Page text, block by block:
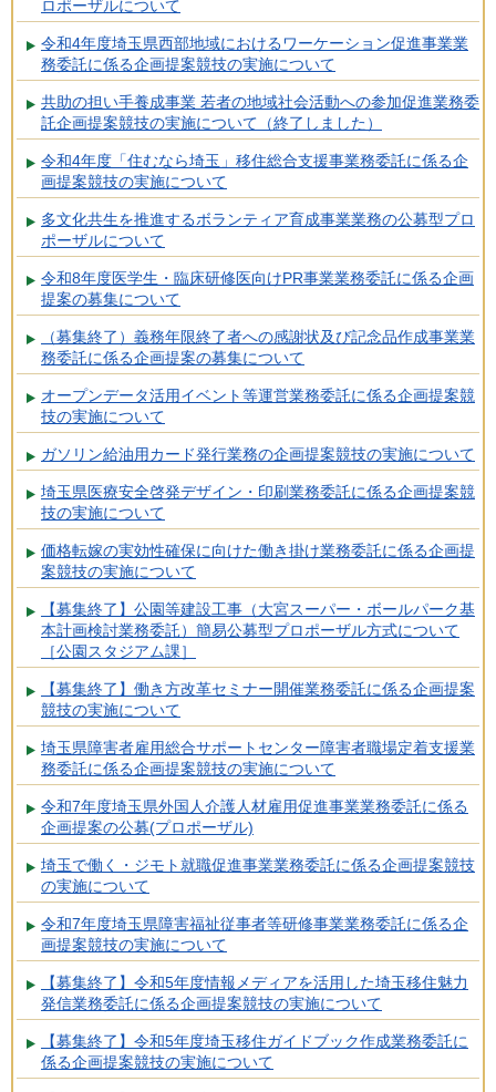
ロポーザルについて
令和4年度埼玉県西部地域におけるワーケーション促進事業業
務委託に係る企画提案競技の実施について
共助の担い手養成事業 若者の地域社会活動への参加促進業務委
託企画提案競技の実施について（終了しました）
令和4年度「住むなら埼玉」移住総合支援事業務委託に係る企
画提案競技の実施について
多文化共生を推進するボランティア育成事業業務の公募型プロ
ポーザルについて
令和8年度医学生・臨床研修医向けPR事業業務委託に係る企画
提案の募集について
（募集終了）義務年限終了者への感謝状及び記念品作成事業業
務委託に係る企画提案の募集について
オープンデータ活用イベント等運営業務委託に係る企画提案競
技の実施について
ガソリン給油用カード発行業務の企画提案競技の実施について
埼玉県医療安全啓発デザイン・印刷業務委託に係る企画提案競
技の実施について
価格転嫁の実効性確保に向けた働き掛け業務委託に係る企画提
案競技の実施について
【募集終了】公園等建設工事（大宮スーパー・ボールパーク基
本計画検討業務委託）簡易公募型プロポーザル方式について
［公園スタジアム課］
【募集終了】働き方改革セミナー開催業務委託に係る企画提案
競技の実施について
埼玉県障害者雇用総合サポートセンター障害者職場定着支援業
務委託に係る企画提案競技の実施について
令和7年度埼玉県外国人介護人材雇用促進事業業務委託に係る
企画提案の公募(プロポーザル)
埼玉で働く・ジモト就職促進事業業務委託に係る企画提案競技
の実施について
令和7年度埼玉県障害福祉従事者等研修事業業務委託に係る企
画提案競技の実施について
【募集終了】令和5年度情報メディアを活用した埼玉移住魅力
発信業務委託に係る企画提案競技の実施について
【募集終了】令和5年度埼玉移住ガイドブック作成業務委託に
係る企画提案競技の実施について